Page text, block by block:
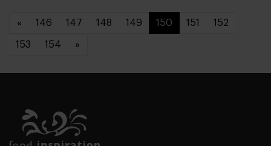
« 146 147 148 149 150 151 152
153 154 »